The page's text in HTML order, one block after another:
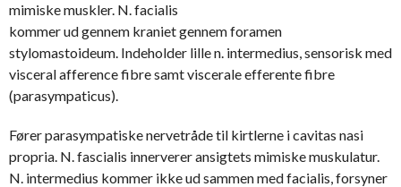
mimiske muskler. N. facialis
kommer ud gennem kraniet gennem foramen
stylomastoideum. Indeholder lille n. intermedius, sensorisk med
visceral afference fibre samt viscerale efferente fibre
(parasympaticus).
Fører parasympatiske nervetråde til kirtlerne i cavitas nasi
propria. N. fascialis innerverer ansigtets mimiske muskulatur.
N. intermedius kommer ikke ud sammen med facialis, forsyner